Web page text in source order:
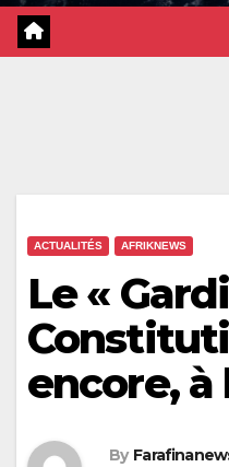
ACTUALITÉS AFRIKNEWS
Le «
encore, à
By